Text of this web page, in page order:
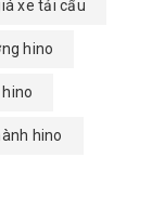
xe tải cẩu
hino
hino